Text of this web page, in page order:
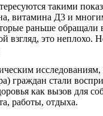
такими
витамина Д3 и
раньше обращали
взгляд, это неплохо.
исследованиям,
граждан стали
как вызов для
работы, отдыха.